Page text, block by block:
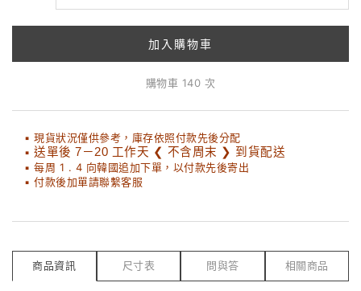
加入購物車
購物車 140 次
▪ 現貨狀況僅供參考，庫存依照付款先後分配
▪ 送單後 7－20 工作天 ❮ 不含周末 ❯ 到貨配送
▪ 每周 1 . 4 向韓國追加下單，以付款先後寄出
▪ 付款後加單請聯繫客服
商品資訊 尺寸表 問與答 相關商品